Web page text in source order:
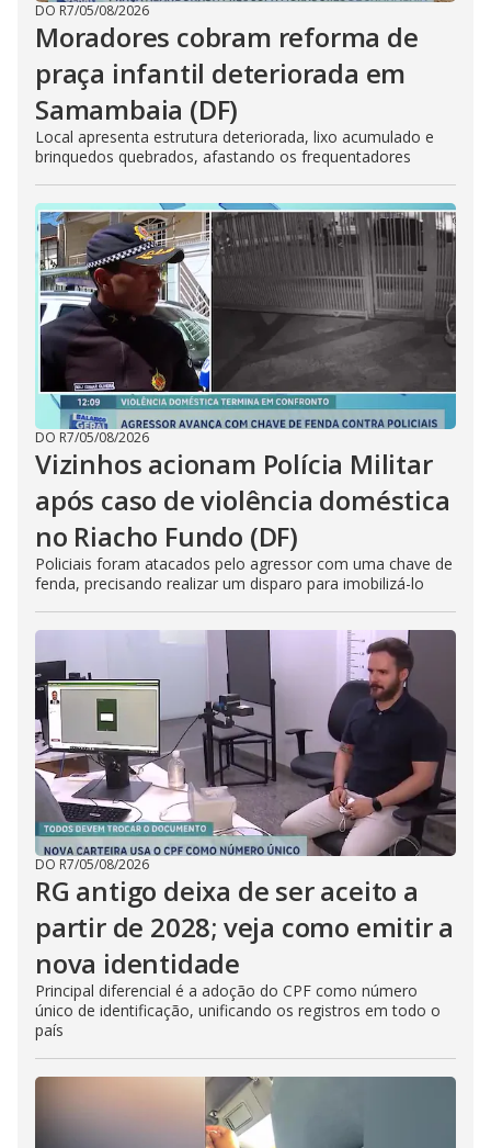
DO R7/05/08/2026
Moradores cobram reforma de
praça infantil deteriorada em
Samambaia (DF)
Local apresenta estrutura deteriorada, lixo acumulado e
brinquedos quebrados, afastando os frequentadores
DO R7/05/08/2026
Vizinhos acionam Polícia Militar
após caso de violência doméstica
no Riacho Fundo (DF)
Policiais foram atacados pelo agressor com uma chave de
fenda, precisando realizar um disparo para imobilizá-lo
DO R7/05/08/2026
RG antigo deixa de ser aceito a
partir de 2028; veja como emitir a
nova identidade
Principal diferencial é a adoção do CPF como número
único de identificação, unificando os registros em todo o
país